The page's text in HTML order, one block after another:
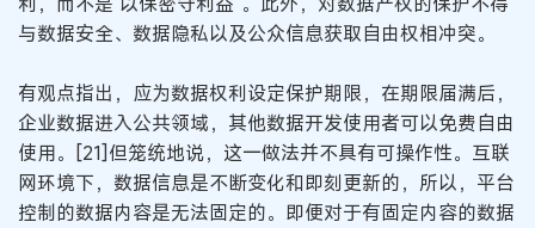
与数据安全、数据隐私以及公众信息获取自由权相冲突。
有观点指出，应为数据权利设定保护期限，在期限届满后，
企业数据进入公共领域，其他数据开发使用者可以免费自由
使用。[21]但笼统地说，这一做法并不具有可操作性。互联
网环境下，数据信息是不断变化和即刻更新的，所以，平台
控制的数据内容是无法固定的。即便对于有固定内容的数据